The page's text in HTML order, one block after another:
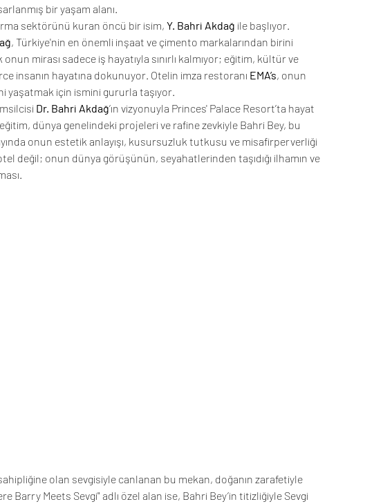
bir yaşam alanı.
sektörünü kuran öncü bir isim, Y. Bahri Akdağ ile başlıyor.
, Türkiye'nin en önemli inşaat ve çimento markalarından birini
mirası sadece iş hayatıyla sınırlı kalmıyor; eğitim, kültür ve
insanın hayatına dokunuyor. Otelin imza restoranı EMA’s, onun
yaşatmak için ismini gururla taşıyor.
Dr. Bahri Akdağ’ın vizyonuyla Princes' Palace Resort’ta hayat
dünya genelindeki projeleri ve rafine zevkiyle Bahri Bey, bu
onun estetik anlayışı, kusursuzluk tutkusu ve misafirperverliği
değil; onun dünya görüşünün, seyahatlerinden taşıdığı ilhamın ve
sahipliğine olan sevgisiyle canlanan bu mekan, doğanın zarafetiyle
Barry Meets Sevgi" adlı özel alan ise, Bahri Bey’in titizliğiyle Sevgi